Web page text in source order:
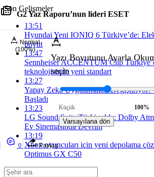
Son Gelişmeler
13:51
Hyundai Yeni IONIQ 6 Türkiye’de:
boyut
13:47
Sennheiser ACCENTUM Clip
teknolojisinde yeni standart
13:27
Yapay Zeka Uygulamaları Değiştiriyor:
Başladı
13:23
LG Sound Suite Türkiye’de: Dolby
Ev Sinemasında Devrim
13:19
Xbox oyuncuları için yeni depolama
Optimus GX C50
G2 Yaz Raporu’nun lideri ESET
Normal
(100%)
Yazı Boyutunu Ayarla
seçin
Küçük 100%
Varsayılana dön
0 Paylaş